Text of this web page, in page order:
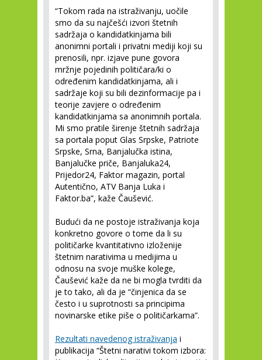
“Tokom rada na istraživanju, uočile
smo da su najčešći izvori štetnih
sadržaja o kandidatkinjama bili
anonimni portali i privatni mediji koji su
prenosili, npr. izjave pune govora
mržnje pojedinih političara/ki o
određenim kandidatkinjama, ali i
sadržaje koji su bili dezinformacije pa i
teorije zavjere o određenim
kandidatkinjama sa anonimnih portala.
Mi smo pratile širenje štetnih sadržaja
sa portala poput Glas Srpske, Patriote
Srpske, Srna, Banjalučka istina,
Banjalučke priče, Banjaluka24,
Prijedor24, Faktor magazin, portal
Autentično, ATV Banja Luka i
Faktor.ba”, kaže Čaušević.
Budući da ne postoje istraživanja koja
konkretno govore o tome da li su
političarke kvantitativno izloženije
štetnim narativima u medijima u
odnosu na svoje muške kolege,
Čaušević kaže da ne bi mogla tvrditi da
je to tako, ali da je “činjenica da se
često i u suprotnosti sa principima
novinarske etike piše o političarkama”.
Rezultati navedenog istraživanja i
publikacija “Štetni narativi tokom izbora: